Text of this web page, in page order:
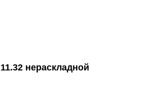
нераскладной